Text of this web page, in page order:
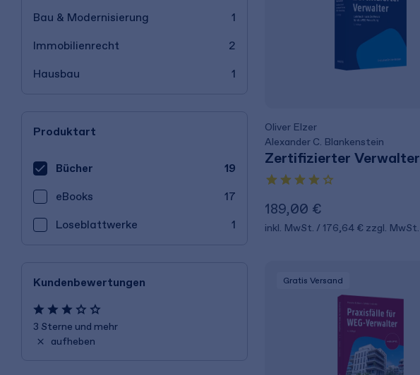
Bau & Modernisierung 1
Immobilienrecht 2
Hausbau 1
Produktart
Bücher 19
eBooks 17
Lose­blatt­werke 1
Kundenbewertungen
3 Sterne und mehr
aufheben
Oliver Elzer
Alexander C. Blankenstein
Zertifizierter Verwalter
189,00 €
inkl. MwSt. 176,64 € zzgl. MwSt.
Gratis Versand